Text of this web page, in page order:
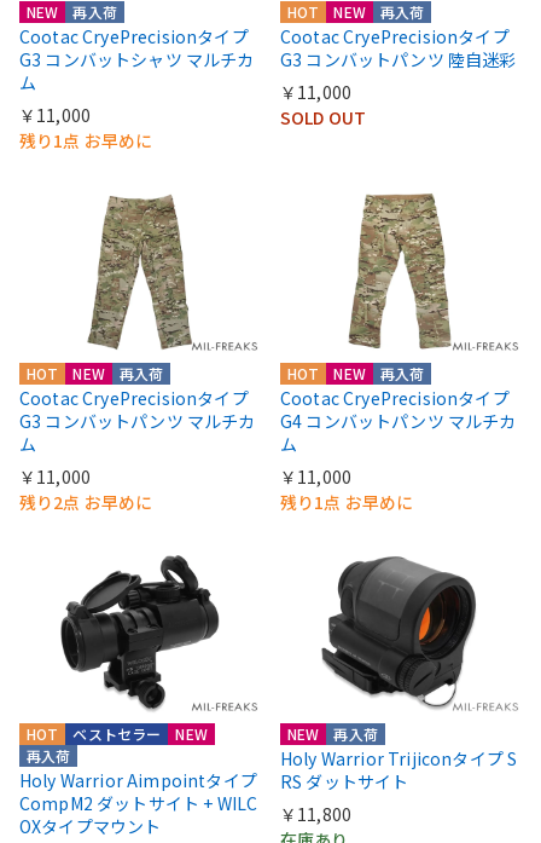
NEW 再入荷
Cootac CryePrecisionタイプ
G3 コンバットシャツ マルチカ
ム
￥11,000
残り1点 お早めに
HOT NEW 再入荷
Cootac CryePrecisionタイプ
G3 コンバットパンツ 陸自迷彩
￥11,000
SOLD OUT
HOT NEW 再入荷
Cootac CryePrecisionタイプ
G3 コンバットパンツ マルチカ
ム
￥11,000
残り2点 お早めに
HOT NEW 再入荷
Cootac CryePrecisionタイプ
G4 コンバットパンツ マルチカ
ム
￥11,000
残り1点 お早めに
HOT
NEW
再入荷
ベストセラー
Holy Warrior Aimpointタイプ
CompM2 ダットサイト + WILC
OXタイプマウント
NEW 再入荷
Holy Warrior Trijiconタイプ S
RS ダットサイト
￥11,800